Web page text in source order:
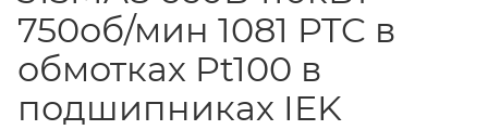
750об/мин 1081 PTC в
обмотках Pt100 в
подшипниках IEK